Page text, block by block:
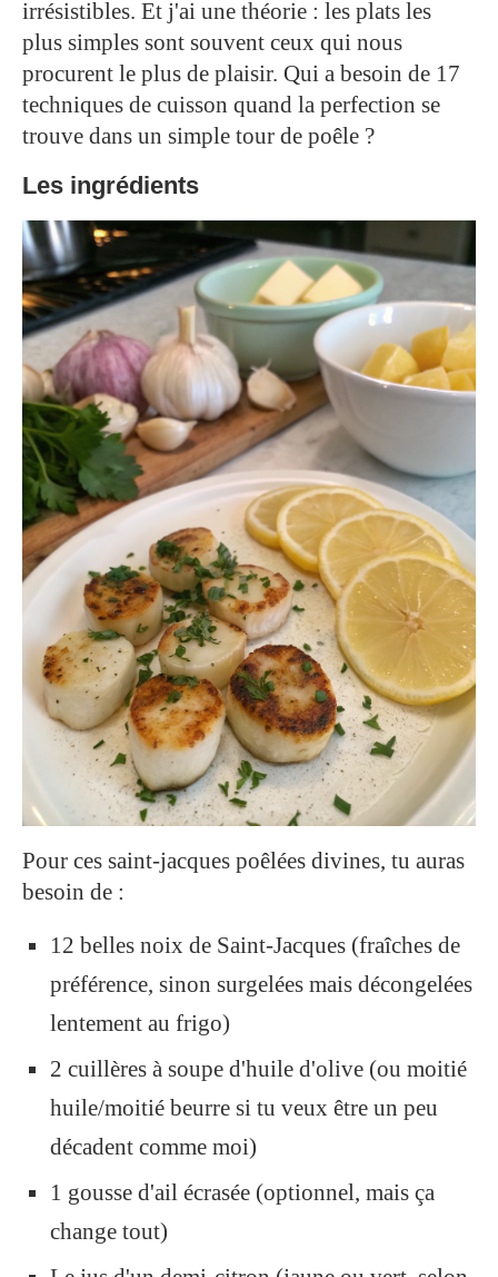
irrésistibles. Et j'ai une théorie : les plats les
plus simples sont souvent ceux qui nous
procurent le plus de plaisir. Qui a besoin de 17
techniques de cuisson quand la perfection se
trouve dans un simple tour de poêle ?
Les ingrédients
Pour ces saint-jacques poêlées divines, tu auras
besoin de :
12 belles noix de Saint-Jacques (fraîches de
préférence, sinon surgelées mais décongelées
lentement au frigo)
2 cuillères à soupe d'huile d'olive (ou moitié
huile/moitié beurre si tu veux être un peu
décadent comme moi)
1 gousse d'ail écrasée (optionnel, mais ça
change tout)